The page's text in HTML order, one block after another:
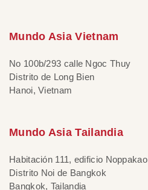
Mundo Asia Vietnam
No 100b/293 calle Ngoc Thuy
Distrito de Long Bien
Hanoi, Vietnam
Mundo Asia Tailandia
Habitación 111, edificio Noppakao
Distrito Noi de Bangkok
Bangkok, Tailandia